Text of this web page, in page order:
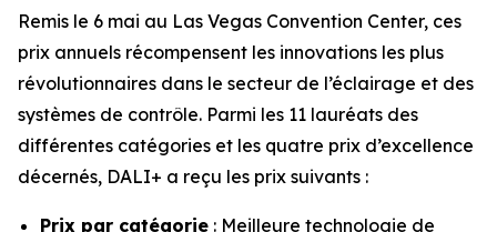
Remis le 6 mai au Las Vegas Convention Center, ces
prix annuels récompensent les innovations les plus
révolutionnaires dans le secteur de l’éclairage et des
systèmes de contrôle. Parmi les 11 lauréats des
différentes catégories et les quatre prix d’excellence
décernés, DALI+ a reçu les prix suivants :
Prix par catégorie : Meilleure technologie de